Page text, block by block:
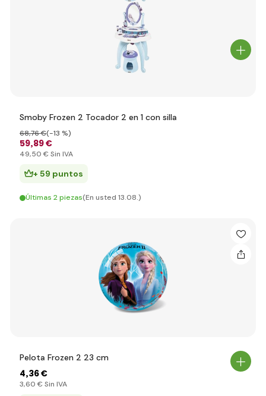
Smoby Frozen 2 Tocador 2 en 1 con silla
59,89 €
68,76 €(-13 %)
49,50 € Sin IVA
+ 59 puntos
Últimas 2 piezas(En usted 13.08.)
Pelota Frozen 2 23 cm
4,36 €
3,60 € Sin IVA